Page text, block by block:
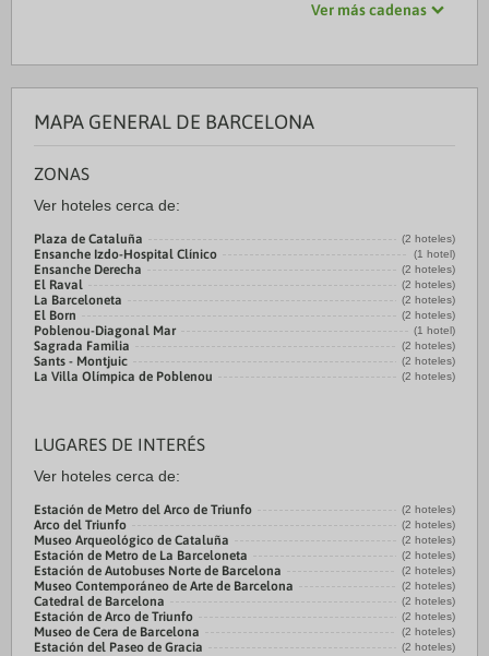
Ver más cadenas
MAPA GENERAL DE BARCELONA
ZONAS
Ver hoteles cerca de:
Plaza de Cataluña (2 hoteles)
Ensanche Izdo-Hospital Clínico (1 hotel)
Ensanche Derecha (2 hoteles)
El Raval (2 hoteles)
La Barceloneta (2 hoteles)
El Born (2 hoteles)
Poblenou-Diagonal Mar (1 hotel)
Sagrada Familia (2 hoteles)
Sants - Montjuic (2 hoteles)
La Villa Olímpica de Poblenou (2 hoteles)
LUGARES DE INTERÉS
Ver hoteles cerca de:
Estación de Metro del Arco de Triunfo (2 hoteles)
Arco del Triunfo (2 hoteles)
Museo Arqueológico de Cataluña (2 hoteles)
Estación de Metro de La Barceloneta (2 hoteles)
Estación de Autobuses Norte de Barcelona (2 hoteles)
Museo Contemporáneo de Arte de Barcelona (2 hoteles)
Catedral de Barcelona (2 hoteles)
Estación de Arco de Triunfo (2 hoteles)
Museo de Cera de Barcelona (2 hoteles)
Estación del Paseo de Gracia (2 hoteles)